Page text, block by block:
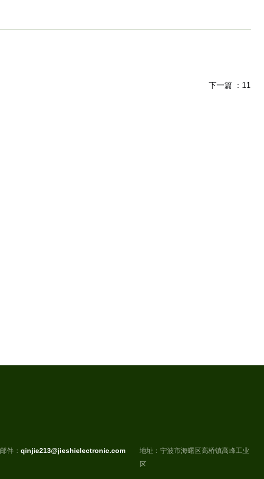
下一篇 ： 11
邮件：qinjie213@jieshielectronic.com
地址：宁波市海曙区高桥镇高峰工业
区